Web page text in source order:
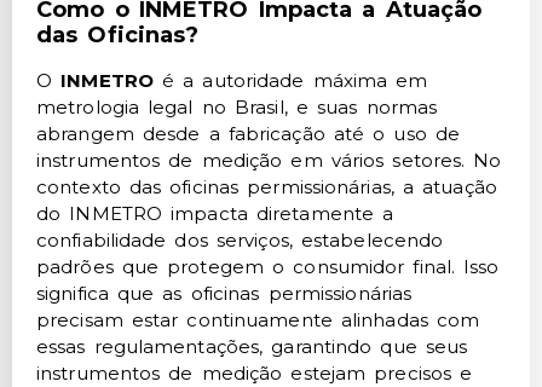
Como o INMETRO Impacta a Atuação
das Oficinas?
O INMETROé a autoridade máxima em
metrologia legal no Brasil, e suas normas
abrangem desde a fabricação até o uso de
instrumentos de medição em vários setores. No
contexto das oficinas permissionárias, a atuação
do INMETRO impacta diretamente a
confiabilidade dos serviços, estabelecendo
padrões que protegem o consumidor final. Isso
significa que as oficinas permissionárias
precisam estar continuamente alinhadas com
essas regulamentações, garantindo que seus
instrumentos de medição estejam precisos e